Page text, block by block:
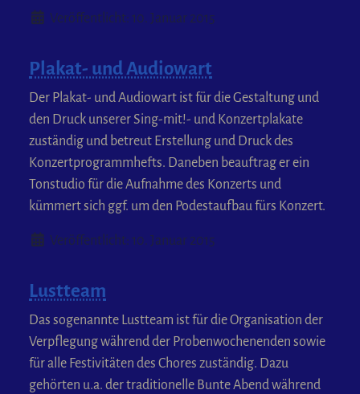
DetailsVeröffentlicht: 10. Januar 2015
Plakat- und Audiowart
Der Plakat- und Audiowart ist für die Gestaltung und
den Druck unserer Sing-mit!- und Konzertplakate
zuständig und betreut Erstellung und Druck des
Konzertprogrammhefts. Daneben beauftrag er ein
Tonstudio für die Aufnahme des Konzerts und
kümmert sich ggf. um den Podestaufbau fürs Konzert.
DetailsVeröffentlicht: 10. Januar 2015
Lustteam
Das sogenannte Lustteam ist für die Organisation der
Verpflegung während der Probenwochenenden sowie
für alle Festivitäten des Chores zuständig. Dazu
gehörten u.a. der traditionelle Bunte Abend während